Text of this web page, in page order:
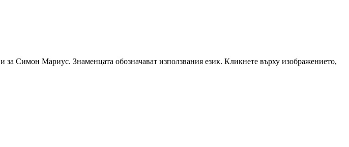
Симон Мариус. Знаменцата обозначават използвания език. Кликнете върху изображението,